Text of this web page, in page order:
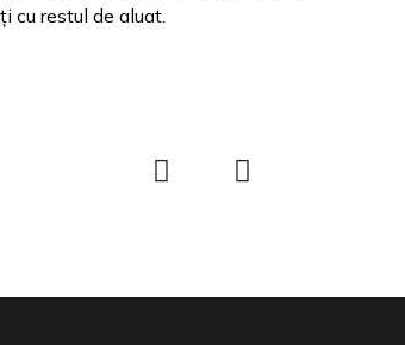
cu restul de aluat.